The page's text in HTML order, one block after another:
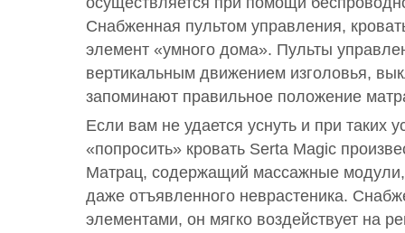
Снабженная пультом управления,
элемент «умного дома». Пульты
вертикальным движением изголовья,
запоминают правильное положение
Если вам не удается уснуть и при таких
«попросить» кровать Serta Magic
Матрац, содержащий массажные модули,
даже отъявленного неврастеника.
элементами, он мягко воздействует на